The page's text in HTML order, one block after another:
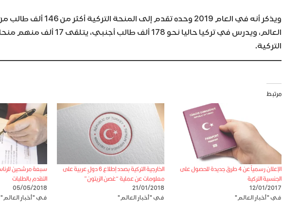
العالم، ويدرس في تركيا حاليا نحو 178 ألف
التركية.
مرتبط
الإعلان رسمياً عن 4 طرق جديدة للحصول على
الجنسية التركية
12/01/2017
في "أخبار العالم"
الخارجية التركية بصدد إطلاع 6 دولٍ عربية على
معلومات عن عملية “غصن الزيتون”
21/01/2018
في "أخبار العالم"
سبعة مرشحين
التقدم بالطلبات
05/05/2018
في "أخبار العالم"